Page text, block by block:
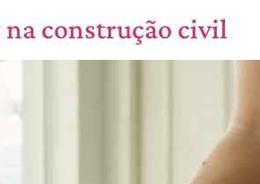
construção civil